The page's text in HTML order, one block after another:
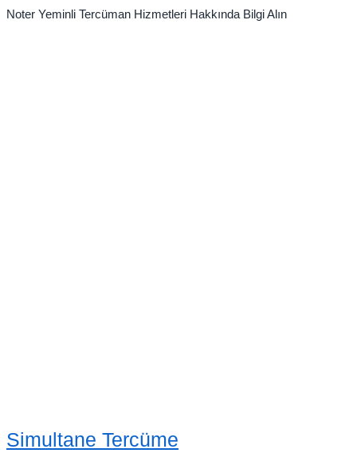
Noter Yeminli Tercüman Hizmetleri Hakkında Bilgi Alın
Simultane Tercüme